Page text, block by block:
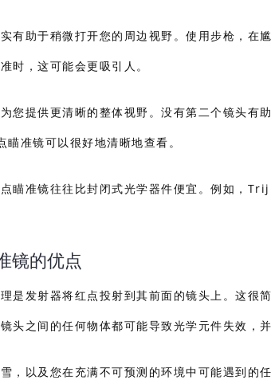
有助于稍微打开您的周边视野。使用步枪，在
时，这可能会更吸引人。
您提供更清晰的整体视野。没有第二个镜头有
准镜可以很好地清晰地查看。
点瞄准镜往往比封闭式光学器件便宜。例如
镜的优点
是发射器将红点投射到其前面的镜头上。这很
头之间的任何物体都可能导致光学元件失效，
，以及您在充满不可预测的环境中可能遇到的